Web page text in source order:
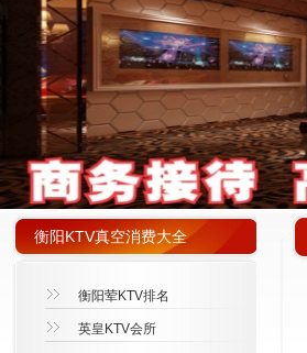
衡阳KTV真空消费大全
衡阳荤KTV排名
英皇KTV会所